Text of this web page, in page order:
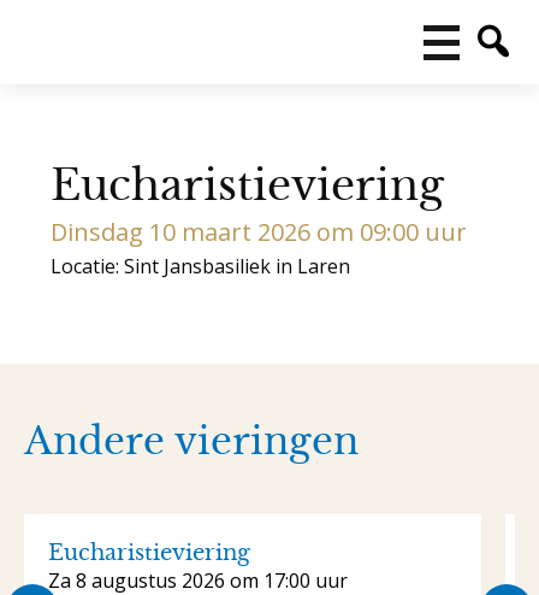
Eucharistieviering
Dinsdag 10 maart 2026 om 09:00 uur
Locatie: Sint Jansbasiliek in Laren
Andere vieringen
Eucharistieviering
Za 8 augustus 2026 om 17:00 uur